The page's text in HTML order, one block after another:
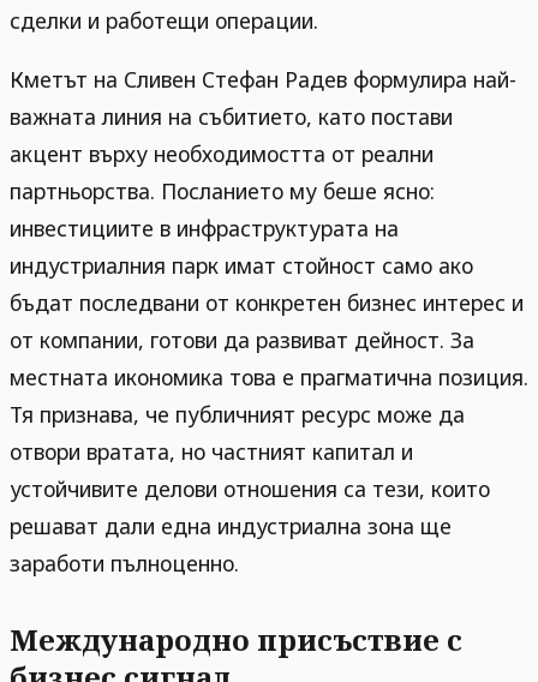
сделки и работещи операции.
Кметът на Сливен Стефан Радев формулира най-
важната линия на събитието, като постави
акцент върху необходимостта от реални
партньорства. Посланието му беше ясно:
инвестициите в инфраструктурата на
индустриалния парк имат стойност само ако
бъдат последвани от конкретен бизнес интерес и
от компании, готови да развиват дейност. За
местната икономика това е прагматична позиция.
Тя признава, че публичният ресурс може да
отвори вратата, но частният капитал и
устойчивите делови отношения са тези, които
решават дали една индустриална зона ще
заработи пълноценно.
Международно присъствие с